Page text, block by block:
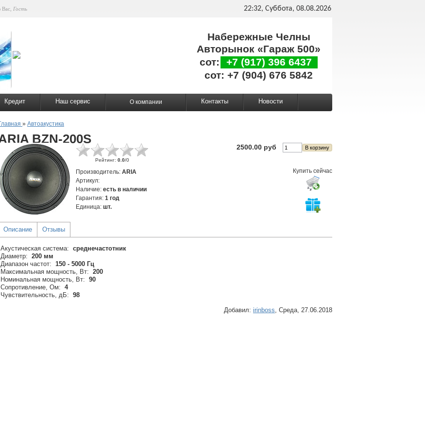
Вас Гость 22:32, Суббота, 08.08.2026
Набережные Челны
Авторынок «Гараж 500»
сот:
+7 (917) 396 6437
сот: +7 (904) 676 5842
Кредит Наш сервис О компании Контакты Новости
» Автоакустика
BZN-200S
Рейтинг: 0.0/0
2500.00 руб
Производитель: ARIA
Артикул:
Наличие: есть в наличии
Гарантия: 1 год
Единица: шт.
Купить сейчас
Описание Отзывы
Акустическая система: среднечастотник
Диаметр: 200 мм
Диапазон частот: 150 - 5000 Гц
Максимальная мощность, Вт: 200
Номинальная мощность, Вт: 90
Сопротивление, Ом: 4
Чувствительность, дБ: 98
Добавил: irinboss, Среда, 27.06.2018